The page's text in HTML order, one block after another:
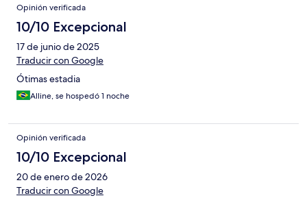
Opinión verificada
10/10 Excepcional
17 de junio de 2025
Traducir con Google
Ótimas estadia
Alline, se hospedó 1 noche
Opinión verificada
10/10 Excepcional
20 de enero de 2026
Traducir con Google